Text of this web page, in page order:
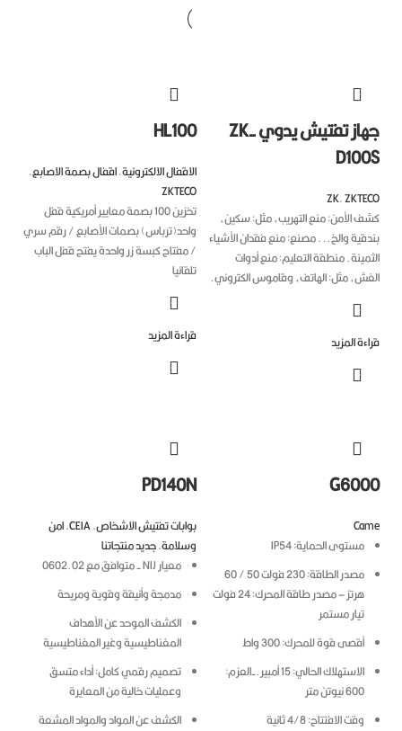
جهاز تفتيش يدوي ZK-
ZK,
الأمن: منع التهريب، مثل: سكين،
والخ... مصنع: منع فقدان الأشياء
منطقة التعليم: منع أدوات
مثل: الهاتف، وقاموس الكتروني.
المزيد
HL100
الاقفال الالكترونية,اقفال بصمة الاصابع,
ZKTECO
تخزين 100 بصمة معايير أمريكية قفل
واحد(ترباس) بصمات الأصابع / رقم سري
/ مفتاح كبسة زر واحدة يفتح قفل الباب
تلقائيا
قراءة المزيد
مستوى الحماية: IP54
مصدر الطاقة: 230 فولت 50 / 60
هرتز – مصدر طاقة المحرك: 24 فولت
تيار مستمر
أقصى قوة للمحرك: 300 واط
الاستهلاك الحالي: 15 أمبير.-العزم:
وقت الافتتاح: 4/8 ثانية
PD140N
بوابات تفتيش الاشخاص,
CEIA
,امن
وسلامة,جديد منتجاتنا
معيار NIJ - متوافق مع 0602.02
مدمجة وأنيقة وقوية ومريحة
الكشف الموحد عن الأهداف
المغناطيسية وغير المغناطيسية
تصميم رقمي كامل: أداء متسق
وعمليات خالية من المعايرة
الكشف عن المواد والمواد المشعة